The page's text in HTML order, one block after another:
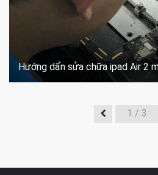
Hướng dẩn sửa chữa ipad Air 2
1 / 3